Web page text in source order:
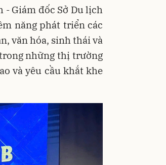
- Giám đốc Sở Du lịch
năng phát triển các
văn hóa, sinh thái và
những thị trường
và yêu cầu khắt khe